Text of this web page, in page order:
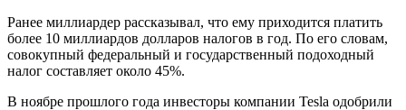
Ранее миллиардер рассказывал, что ему приходится платить
более 10 миллиардов долларов налогов в год. По его словам,
совокупный федеральный и государственный подоходный
налог составляет около 45%.
В ноябре прошлого года инвесторы компании Tesla одобрили